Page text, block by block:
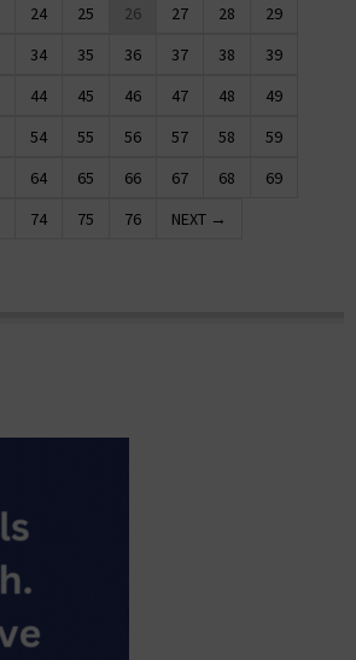
24 25 26 27 28
29
34 35 36 37 38
39
44 45 46 47 48
49
54 55 56 57 58
59
64 65 66 67 68
69
74 75 76 NEXT →